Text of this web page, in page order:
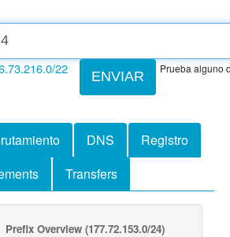
ENVIAR
22 Prueba alguno
DNS
Registro
Transfers
Prefix Overview(177.72.153.0/24)